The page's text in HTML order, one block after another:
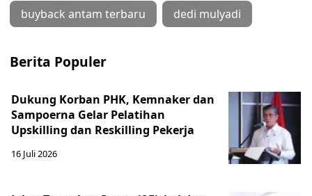
buyback antam terbaru dedi mulyadi
Berita Populer
Dukung Korban PHK, Kemnaker dan
Sampoerna Gelar Pelatihan
Upskilling dan Reskilling Pekerja
16 Juli 2026